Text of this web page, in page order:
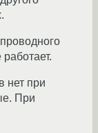
нет при
При